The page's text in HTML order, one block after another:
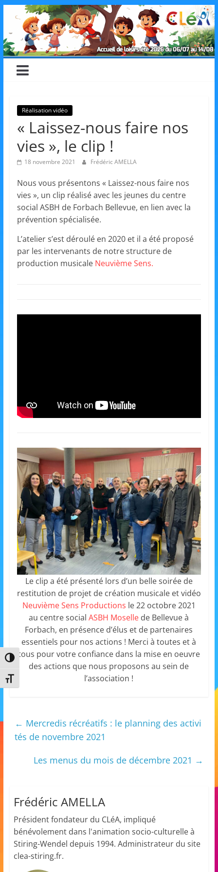
Passer en contraste élevé
Changer la taille de la police
content
CLéA
–
les
Loisirs,
l'éducation
l'Animation
Stiring-
s
i
s
,
é
d
u
c
a
t
i
o
n
e
t
A
n
m
a
p
d
Réalisation vidéo
« Laissez-nous faire nos
vies », le clip !
18 novembre 2021 Frédéric AMELLA
Nous vous présentons « Laissez-nous faire nos
vies », un clip réalisé avec les jeunes du centre
social ASBH de Forbach Bellevue, en lien avec la
prévention spécialisée.
L’atelier s’est déroulé en 2020 et il a été proposé
par les intervenants de notre structure de
production musicale Neuvième Sens.
Le clip a été présenté lors d’un belle soirée de
restitution de projet de création musicale et vidéo
Neuvième Sens Productions le 22 octobre 2021
au centre socialASBH Moselle de Bellevue à
Forbach, en présence d’élus et de partenaires
essentiels pour nos actions ! Merci à toutes et à
tous pour votre confiance dans la mise en oeuvre
des actions que nous proposons au sein de
l’association !
← Mercredis récréatifs : le planning des activi
tés de novembre 2021
Les menus du mois de décembre 2021 →
Frédéric AMELLA
Président fondateur du CLéA, impliqué
bénévolement dans l'animation socio-culturelle à
Stiring-Wendel depuis 1994. Administrateur du site
clea-stiring.fr.